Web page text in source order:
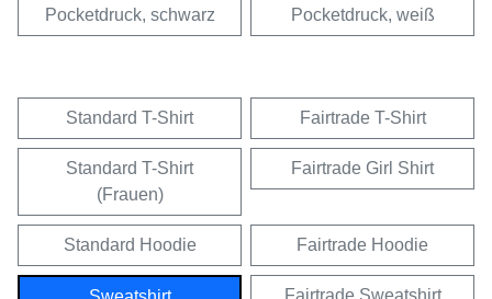
Pocketdruck, schwarz Pocketdruck, weiß
Standard T-Shirt Fairtrade T-Shirt
Standard T-Shirt
(Frauen)
Fairtrade Girl Shirt
Standard Hoodie Fairtrade Hoodie